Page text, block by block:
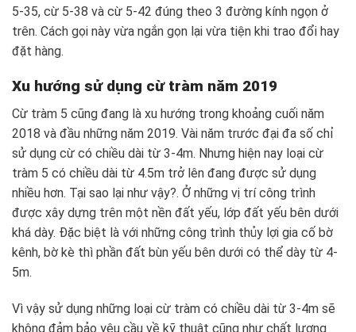
5-35, cừ 5-38 và cừ 5-42 đúng theo 3 đường kính ngọn ở
trên. Cách gọi này vừa ngắn gọn lại vừa tiện khi trao đổi hay
đặt hàng.
Xu hướng sử dụng cừ tràm năm 2019
Cừ tràm 5 cũng đang là xu hướng trong khoảng cuối năm
2018 và đầu những năm 2019. Vài năm trước đại đa số chỉ
sử dụng cừ có chiều dài từ 3-4m. Nhưng hiện nay loại cừ
tràm 5 có chiều dài từ 4.5m trở lên đang được sử dụng
nhiều hơn. Tại sao lại như vậy?. Ở những vị trí công trình
được xây dựng trên một nền đất yếu, lớp đất yếu bên dưới
khá dày. Đặc biệt là với những công trình thủy lợi gia cố bờ
kênh, bờ kè thì phần đất bùn yếu bên dưới có thể dày từ 4-
5m.
Vì vậy sử dụng những loại cừ tràm có chiều dài từ 3-4m sẽ
không đảm bảo yêu cầu về kỹ thuật cũng như chất lượng